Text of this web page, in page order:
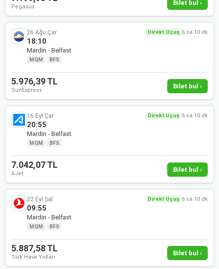
Pegasus
Bilet bul ›
26 Ağu Çar Direkt Uçuş 6 sa 10 dk
18:10
Mardin - Belfast
MQM · BFS
5.976,39 TL
SunExpress
Bilet bul ›
16 Eyl Çar Direkt Uçuş 6 sa 10 dk
20:55
Mardin - Belfast
MQM · BFS
7.042,07 TL
AJet
Bilet bul ›
22 Eyl Sal Direkt Uçuş 6 sa 10 dk
09:55
Mardin - Belfast
MQM · BFS
5.887,58 TL
Türk Hava Yolları
Bilet bul ›